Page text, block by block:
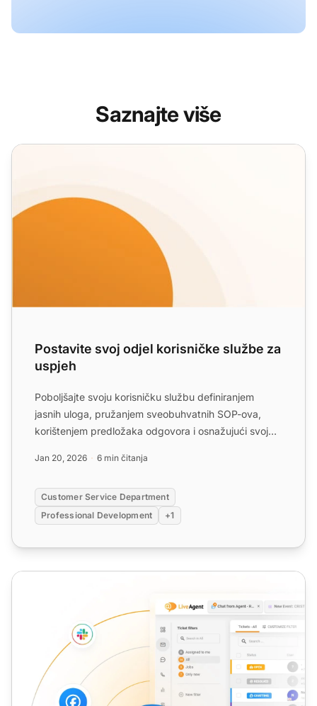
Saznajte više
Postavite svoj odjel korisničke službe za uspjeh
Postavite svoj odjel korisničke službe za
uspjeh
Poboljšajte svoju korisničku službu definiranjem
jasnih uloga, pružanjem sveobuhvatnih SOP-ova,
korištenjem predložaka odgovora i osnažujući svoj
Jan 20, 2026 6 min čitanja
Customer Service Department
Professional Development
+1
Usluga za korisnike